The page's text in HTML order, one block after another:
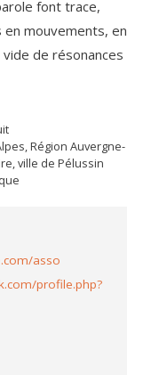
font trace,
mouvements, en
de résonances
Région Auvergne-
ville de Pélussin
asso
profile.php?